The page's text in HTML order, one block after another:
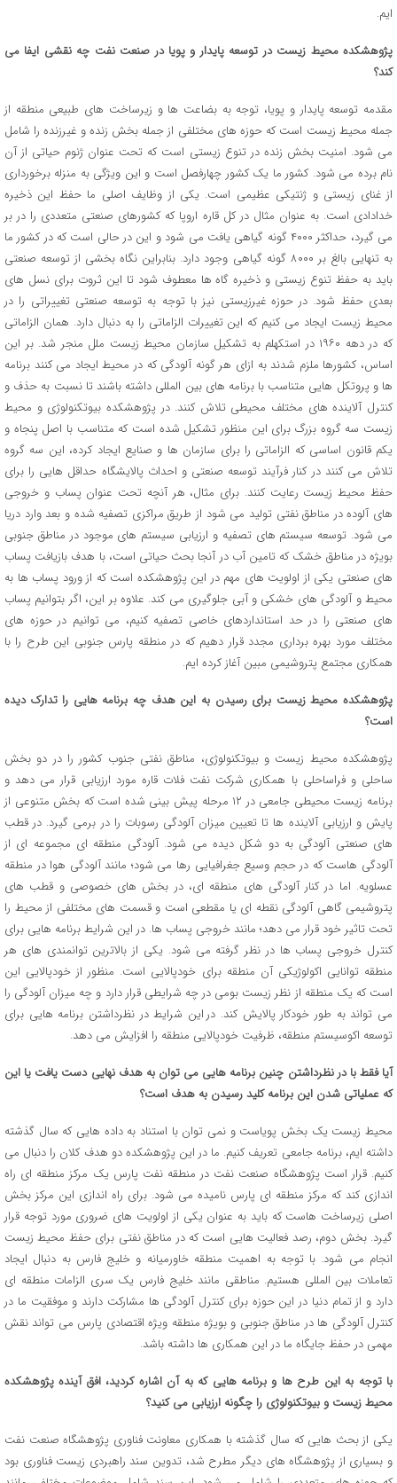
ایم.
پژوهشکده محیط زیست در توسعه پایدار و پویا در صنعت نفت چه نقشی ایفا می
کند؟
مقدمه توسعه پایدار و پویا، توجه به بضاعت ها و زیرساخت های طبیعی منطقه از
جمله محیط زیست است که حوزه های مختلفی از جمله بخش زنده و غیرزنده را شامل
می شود. امنیت بخش زنده در تنوع زیستی است که تحت عنوان ژنوم حیاتی از آن
نام برده می شود. کشور ما یک کشور چهارفصل است و این ویژگی به منزله برخورداری
از غنای زیستی و ژنتیکی عظیمی است. یکی از وظایف اصلی ما حفظ این ذخیره
خدادادی است. به عنوان مثال در کل قاره اروپا که کشورهای صنعتی متعددی را در بر
می گیرد، حداکثر ۴۰۰۰ گونه گیاهی یافت می شود و این در حالی است که در کشور ما
به تنهایی بالغ بر ۸۰۰۰ گونه گیاهی وجود دارد. بنابراین نگاه بخشی از توسعه صنعتی
باید به حفظ تنوع زیستی و ذخیره گاه ها معطوف شود تا این ثروت برای نسل های
بعدی حفظ شود. در حوزه غیرزیستی نیز با توجه به توسعه صنعتی تغییراتی را در
محیط زیست ایجاد می کنیم که این تغییرات الزاماتی را به دنبال دارد. همان الزاماتی
که در دهه ۱۹۶۰ در استکهلم به تشکیل سازمان محیط زیست ملل منجر شد. بر این
اساس، کشورها ملزم شدند به ازای هر گونه آلودگی که در محیط ایجاد می کنند برنامه
ها و پروتکل هایی متناسب با برنامه های بین المللی داشته باشند تا نسبت به حذف و
کنترل آلاینده های مختلف محیطی تلاش کنند. در پژوهشکده بیوتکنولوژی و محیط
زیست سه گروه بزرگ برای این منظور تشکیل شده است که متناسب با اصل پنجاه و
یکم قانون اساسی که الزاماتی را برای سازمان ها و صنایع ایجاد کرده، این سه گروه
تلاش می کنند در کنار فرآیند توسعه صنعتی و احداث پالایشگاه حداقل هایی را برای
حفظ محیط زیست رعایت کنند. برای مثال، هر آنچه تحت عنوان پساب و خروجی
های آلوده در مناطق نفتی تولید می شود از طریق مراکزی تصفیه شده و بعد وارد دریا
می شود. توسعه سیستم های تصفیه و ارزیابی سیستم های موجود در مناطق جنوبی
بویژه در مناطق خشک که تامین آب در آنجا بحث حیاتی است، با هدف بازیافت پساب
های صنعتی یکی از اولویت های مهم در این پژوهشکده است که از ورود پساب ها به
محیط و آلودگی های خشکی و آبی جلوگیری می کند. علاوه بر این، اگر بتوانیم پساب
های صنعتی را در حد استانداردهای خاصی تصفیه کنیم، می توانیم در حوزه های
مختلف مورد بهره برداری مجدد قرار دهیم که در منطقه پارس جنوبی این طرح را با
همکاری مجتمع پتروشیمی مبین آغاز کرده ایم.
پژوهشکده محیط زیست برای رسیدن به این هدف چه برنامه هایی را تدارک دیده
است؟
پژوهشکده محیط زیست و بیوتکنولوژی، مناطق نفتی جنوب کشور را در دو بخش
ساحلی و فراساحلی با همکاری شرکت نفت فلات قاره مورد ارزیابی قرار می دهد و
برنامه زیست محیطی جامعی در ۱۲ مرحله پیش بینی شده است که بخش متنوعی از
پایش و ارزیابی آلاینده ها تا تعیین میزان آلودگی رسوبات را در برمی گیرد. در قطب
های صنعتی آلودگی به دو شکل دیده می شود. آلودگی منطقه ای مجموعه ای از
آلودگی هاست که در حجم وسیع جغرافیایی رها می شود؛ مانند آلودگی هوا در منطقه
عسلویه. اما در کنار آلودگی های منطقه ای، در بخش های خصوصی و قطب های
پتروشیمی گاهی آلودگی نقطه ای یا مقطعی است و قسمت های مختلفی از محیط را
تحت تاثیر خود قرار می دهد؛ مانند خروجی پساب ها. در این شرایط برنامه هایی برای
کنترل خروجی پساب ها در نظر گرفته می شود. یکی از بالاترین توانمندی های هر
منطقه توانایی اکولوژیکی آن منطقه برای خودپالایی است. منظور از خودپالایی این
است که یک منطقه از نظر زیست بومی در چه شرایطی قرار دارد و چه میزان آلودگی را
می تواند به طور خودکار پالایش کند. در این شرایط در نظرداشتن برنامه هایی برای
توسعه اکوسیستم منطقه، ظرفیت خودپالایی منطقه را افزایش می دهد.
آیا فقط با در نظرداشتن چنین برنامه هایی می توان به هدف نهایی دست یافت یا این
که عملیاتی شدن این برنامه کلید رسیدن به هدف است؟
محیط زیست یک بخش پویاست و نمی توان با استناد به داده هایی که سال گذشته
داشته ایم، برنامه جامعی تعریف کنیم. ما در این پژوهشکده دو هدف کلان را دنبال می
کنیم. قرار است پژوهشگاه صنعت نفت در منطقه نفت پارس یک مرکز منطقه ای راه
اندازی کند که مرکز منطقه ای پارس نامیده می شود. برای راه اندازی این مرکز بخش
اصلی زیرساخت هاست که باید به عنوان یکی از اولویت های ضروری مورد توجه قرار
گیرد. بخش دوم، رصد فعالیت هایی است که در مناطق نفتی برای حفظ محیط زیست
انجام می شود. با توجه به اهمیت منطقه خاورمیانه و خلیج فارس به دنبال ایجاد
تعاملات بین المللی هستیم. مناطقی مانند خلیج فارس یک سری الزامات منطقه ای
دارد و از تمام دنیا در این حوزه برای کنترل آلودگی ها مشارکت دارند و موفقیت ما در
کنترل آلودگی ها در مناطق جنوبی و بویژه منطقه ویژه اقتصادی پارس می تواند نقش
مهمی در حفظ جایگاه ما در این همکاری ها داشته باشد.
با توجه به این طرح ها و برنامه هایی که به آن اشاره کردید، افق آینده پژوهشکده
محیط زیست و بیوتکنولوژی را چگونه ارزیابی می کنید؟
یکی از بحث هایی که سال گذشته با همکاری معاونت فناوری پژوهشگاه صنعت نفت
و بسیاری از پژوهشگاه های دیگر مطرح شد، تدوین سند راهبردی زیست فناوری بود